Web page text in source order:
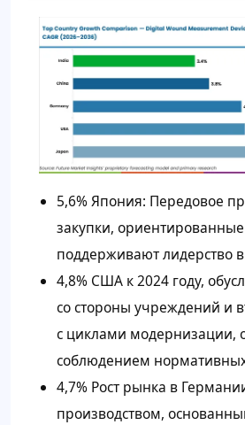
5,6% Япония: Передовое
закупки, ориентированные
поддерживают лидерство в
4,8% США к 2024 году,
со стороны учреждений и
с циклами модернизации,
соблюдением
4,7% Рост рынка в
производством,